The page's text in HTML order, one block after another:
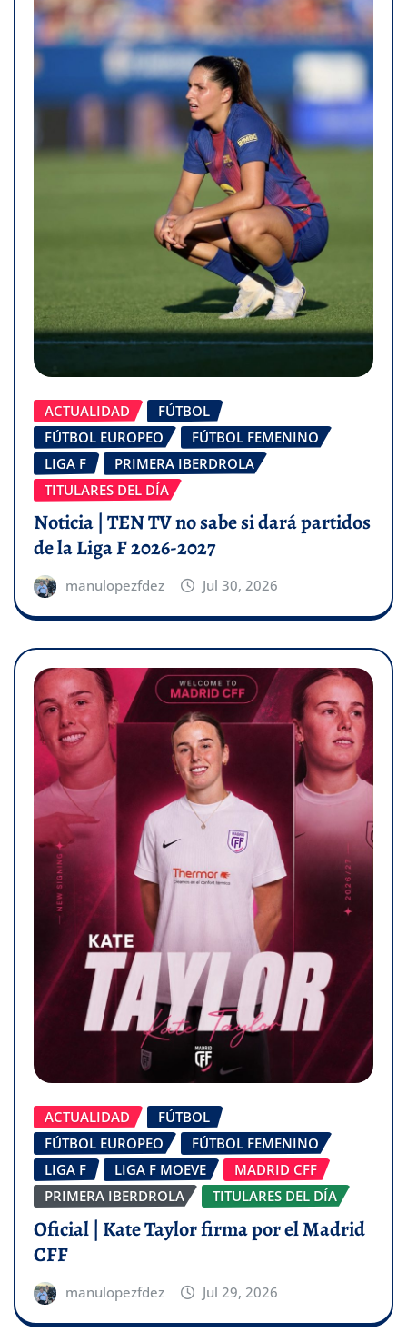
ACTUALIDAD
FÚTBOL
FÚTBOL EUROPEO
FÚTBOL FEMENINO
LIGA F
PRIMERA IBERDROLA
TITULARES DEL DÍA
Noticia | TEN TV no sabe si dará partidos
de la Liga F 2026-2027
manulopezfdez Jul 30, 2026
ACTUALIDAD
FÚTBOL
FÚTBOL EUROPEO
FÚTBOL FEMENINO
LIGA F
LIGA F MOEVE
MADRID CFF
PRIMERA IBERDROLA
TITULARES DEL DÍA
Oficial | Kate Taylor firma por el Madrid
CFF
manulopezfdez Jul 29, 2026